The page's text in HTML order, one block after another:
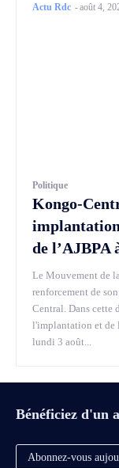
Actu Rdc -août 4,
Politique
Kongo-
de l’AJBPA
Le Mouvement de
renforcement de
Central. Dans cette
l'implantation et de
lundi 3 août...
Bénéficiez d'un
Abonnez-vous